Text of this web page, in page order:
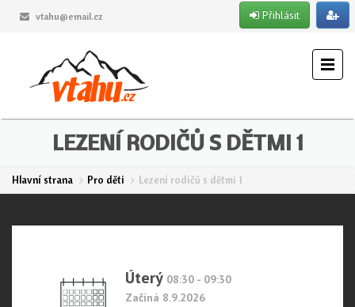
vtahu@email.cz Přihlásit
LEZENÍ RODIČŮ S DĚTMI 1
Hlavní strana Pro děti Lezení rodičů s dětmi 1
Úterý 08:30 - 09:30
Začíná 8.9.2026